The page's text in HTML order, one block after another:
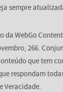
sempre
da WebGo
266.
que tem
respondam
Veracidade.